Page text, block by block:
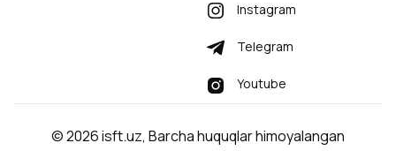
Instagram
Telegram
Youtube
©2026isft.uz, Barcha huquqlar himoyalangan